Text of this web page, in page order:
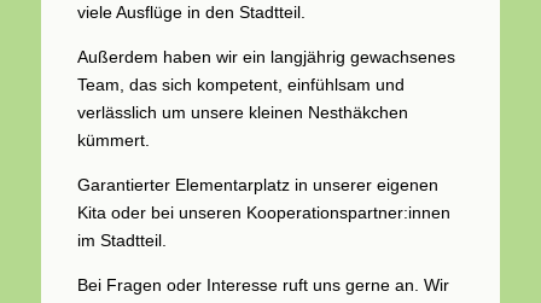
viele Ausflüge in den Stadtteil.
Außerdem haben wir ein langjährig gewachsenes
Team, das sich kompetent, einfühlsam und
verlässlich um unsere kleinen Nesthäkchen
kümmert.
Garantierter Elementarplatz in unserer eigenen
Kita oder bei unseren Kooperationspartner:innen
im Stadtteil.
Bei Fragen oder Interesse ruft uns gerne an. Wir